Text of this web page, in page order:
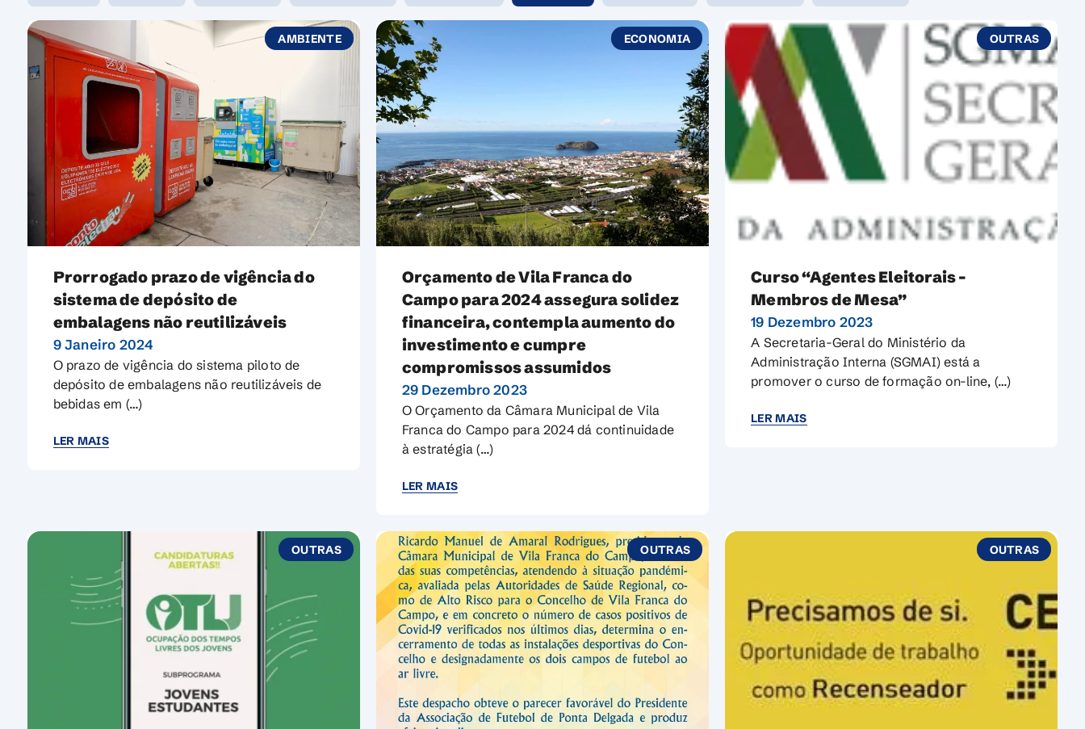
FILTRAR
AMBIENTE
Prorrogado prazo de vigência do
sistema de depósito de
embalagens não reutilizáveis
9 Janeiro 2024
O prazo de vigência do sistema piloto de
depósito de embalagens não reutilizáveis de
bebidas em (…)
LER MAIS
ECONOMIA
Orçamento de Vila Franca do
Campo para 2024 assegura solidez
financeira, contempla aumento do
investimento e cumpre
compromissos assumidos
29 Dezembro 2023
O Orçamento da Câmara Municipal de Vila
Franca do Campo para 2024 dá continuidade
à estratégia (…)
LER MAIS
OUTRAS
Curso “Agentes Eleitorais –
Membros de Mesa”
19 Dezembro 2023
A Secretaria-Geral do Ministério da
Administração Interna (SGMAI) está a
promover o curso de formação on-line, (…)
LER MAIS
OUTRAS OUTRAS OUTRAS